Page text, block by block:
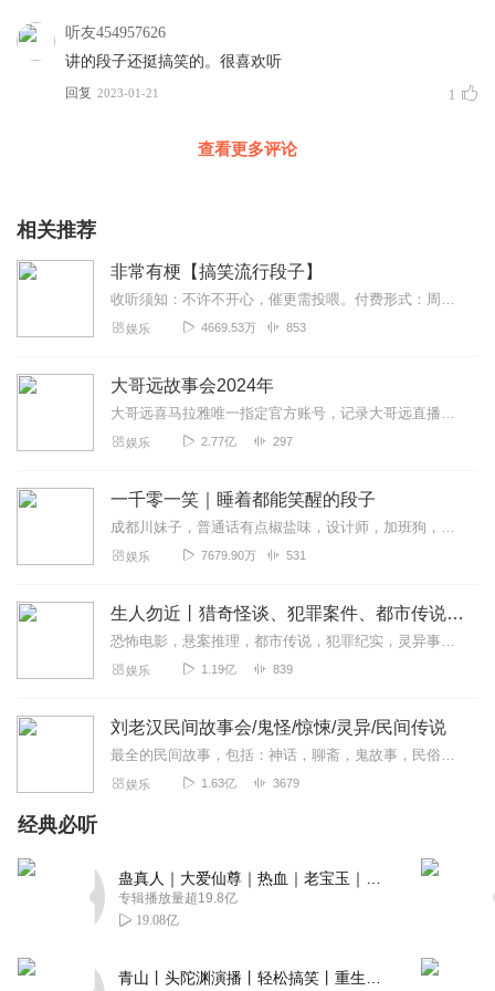
听友454957626
讲的段子还挺搞笑的。很喜欢听
回复 2023-01-21 1
查看更多评论
相关推荐
非常有梗【搞笑流行段子】
收听须知：不许不开心，催更需投喂。付费形式：周一付费更新，周四免费更新。不定期加更。会员免费听，或单期2.99元订购听（二选一即可）！本节目由喜马拉雅独家出品说...
娱乐 4669.53万 853
大哥远故事会2024年
大哥远喜马拉雅唯一指定官方账号，记录大哥远直播时讲述每段故事会，用最接地气的东北话带你身临其境走进每一段故事会，你笑了就行，不要纠结故事的真实性。故事消失的就是...
娱乐 2.77亿 297
一千零一笑｜睡着都能笑醒的段子
成都川妹子，普通话有点椒盐味，设计师，加班狗，每周一单更，欢迎订阅。【主播有声书系列一键直达】适合小学到高中青少年听的趣味故事有声书：孩子最爱的启智笑话书越听...
娱乐 7679.90万 531
生人勿近丨猎奇怪谈、犯罪案件、都市传说、未解之谜
恐怖电影，悬案推理，都市传说，犯罪纪实，灵异事件，自然灾难，未解之谜。＞＞点击加入西米团，从一桩桩奇闻异录中，窥探人性的善恶。这里没有刻意的语气渲染，也没有凭空...
娱乐 1.19亿 839
刘老汉民间故事会/鬼怪/惊悚/灵异/民间传说
最全的民间故事，包括：神话，聊斋，鬼故事，民俗，传说故事，听友投稿等一个搜集的民间故事好听的声音，流传的故事发人深省，警示世人，故事虽短，意义深长。本专辑包括民...
娱乐 1.63亿 3679
经典必听
专辑播放量超19.8亿
19.08亿